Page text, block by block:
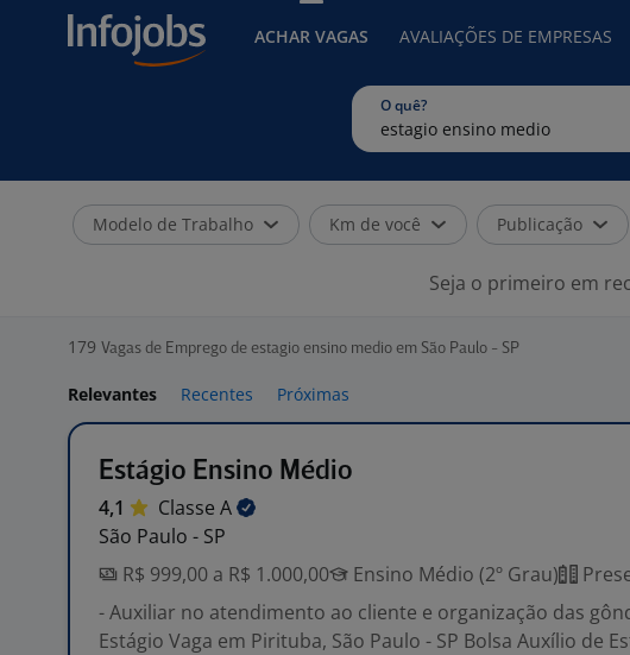
ACHAR VAGAS AVALIAÇÕES DE EMPRESAS
O quê?
Modelo de Trabalho Km de você Publicação
Seja o primeiro em
179 Vagas de Emprego de estagio ensino medio em São Paulo - SP
Relevantes Recentes Próximas
Estágio Ensino Médio
4,1 Classe A
São Paulo - SP
R$ 999,00 a R$ 1.000,00
Ensino Médio (2º Grau)
- Auxiliar no atendimento ao cliente e organização das
Estágio Vaga em Pirituba, São Paulo - SP Bolsa Auxílio de